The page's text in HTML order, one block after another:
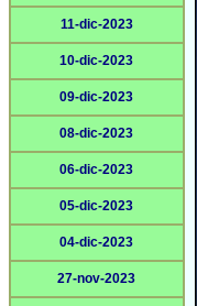
11-dic-2023
10-dic-2023
09-dic-2023
08-dic-2023
06-dic-2023
05-dic-2023
04-dic-2023
27-nov-2023